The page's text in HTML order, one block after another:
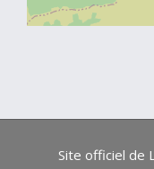
Site officiel de